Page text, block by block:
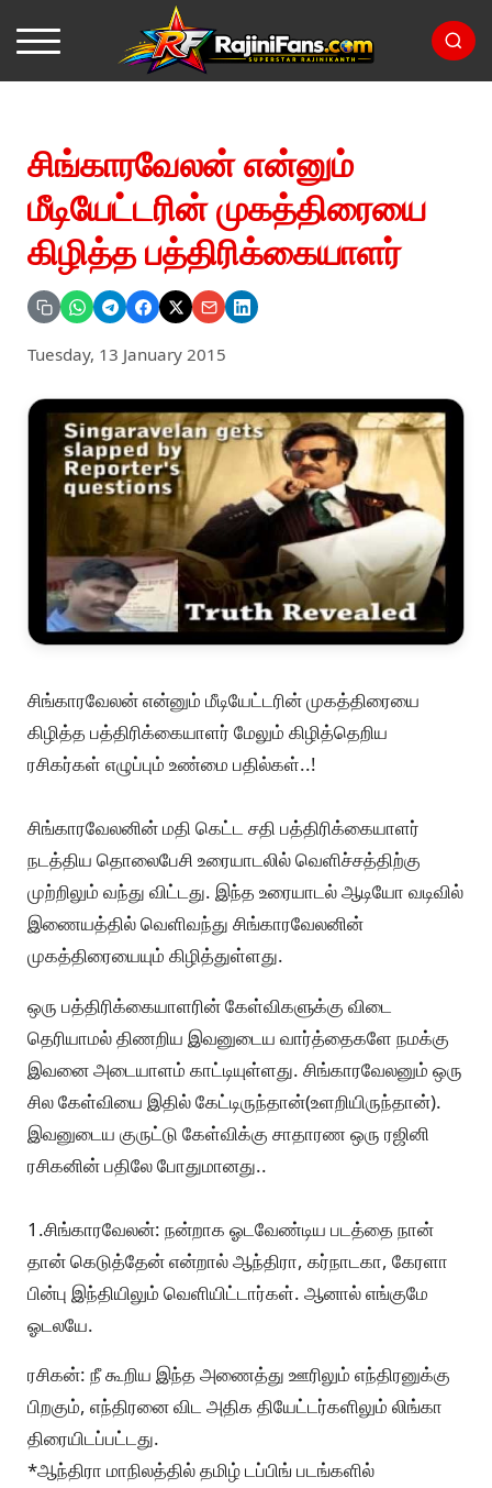
சிங்காரவேலன் என்னும்
மீடியேட்டரின் முகத்திரையை
கிழித்த பத்திரிக்கையாளர்
Tuesday, 13 January 2015
சிங்காரவேலன் என்னும் மீடியேட்டரின் முகத்திரையை
கிழித்த பத்திரிக்கையாளர் மேலும் கிழித்தெறிய
ரசிகர்கள் எழுப்பும் உண்மை பதில்கள்..!
சிங்காரவேலனின் மதி கெட்ட சதி பத்திரிக்கையாளர்
நடத்திய தொலைபேசி உரையாடலில் வெளிச்சத்திற்கு
முற்றிலும் வந்து விட்டது. இந்த உரையாடல் ஆடியோ வடிவில்
இணையத்தில் வெளிவந்து சிங்காரவேலனின்
முகத்திரையையும் கிழித்துள்ளது.
ஒரு பத்திரிக்கையாளரின் கேள்விகளுக்கு விடை
தெரியாமல் திணறிய இவனுடைய வார்த்தைகளே நமக்கு
இவனை அடையாளம் காட்டியுள்ளது. சிங்காரவேலனும் ஒரு
சில கேள்வியை இதில் கேட்டிருந்தான்(உளறியிருந்தான்).
இவனுடைய குருட்டு கேள்விக்கு சாதாரண ஒரு ரஜினி
ரசிகனின் பதிலே போதுமானது..
1.சிங்காரவேலன்: நன்றாக ஓடவேண்டிய படத்தை நான்
தான் கெடுத்தேன் என்றால் ஆந்திரா, கர்நாடகா, கேரளா
பின்பு இந்தியிலும் வெளியிட்டார்கள். ஆனால் எங்குமே
ஓடலயே.
ரசிகன்: நீ கூறிய இந்த அணைத்து ஊரிலும் எந்திரனுக்கு
பிறகும், எந்திரனை விட அதிக தியேட்டர்களிலும் லிங்கா
திரையிடப்பட்டது.
*ஆந்திரா மாநிலத்தில் தமிழ் டப்பிங் படங்களில்